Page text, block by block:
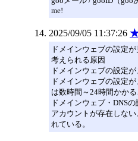
me!
2025/09/05 11:37:26 ★
ドメインウェブの設定
考えられる原因
ドメインウェブの設定
ドメインウェブの設定
は数時間～24時間かか
ドメインウェブ・DNSの
アカウントが存在しな
れている。